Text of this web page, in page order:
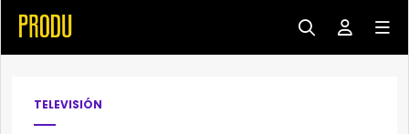
TELEVISIÓN